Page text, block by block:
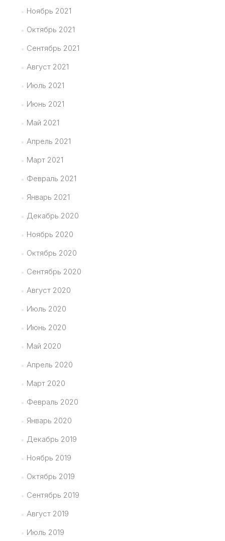
Ноябрь 2021
Октябрь 2021
Сентябрь 2021
Август 2021
Июль 2021
Июнь 2021
Май 2021
Апрель 2021
Март 2021
Февраль 2021
Январь 2021
Декабрь 2020
Ноябрь 2020
Октябрь 2020
Сентябрь 2020
Август 2020
Июль 2020
Июнь 2020
Май 2020
Апрель 2020
Март 2020
Февраль 2020
Январь 2020
Декабрь 2019
Ноябрь 2019
Октябрь 2019
Сентябрь 2019
Август 2019
Июль 2019